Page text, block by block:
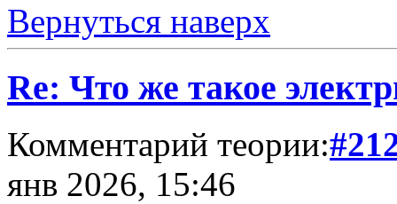
Вернуться наверх
Re: Что же такое
Комментарий теории:
янв 2026, 15:46